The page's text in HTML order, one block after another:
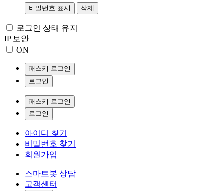
비밀번호 표시 삭제
로그인 상태 유지
IP 보안
ON
패스키 로그인
로그인
패스키 로그인
로그인
아이디 찾기
비밀번호 찾기
회원가입
스마트봇 상담
고객센터